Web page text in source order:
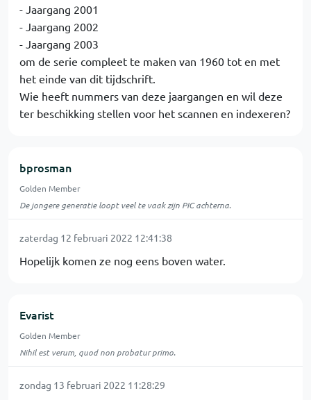
- Jaargang 2001
- Jaargang 2002
- Jaargang 2003
om de serie compleet te maken van 1960 tot en met
het einde van dit tijdschrift.
Wie heeft nummers van deze jaargangen en wil deze
ter beschikking stellen voor het scannen en indexeren?
bprosman
Golden Member
De jongere generatie loopt veel te vaak zijn PIC achterna.
zaterdag 12 februari 2022 12:41:38
Hopelijk komen ze nog eens boven water.
Evarist
Golden Member
Nihil est verum, quod non probatur primo.
zondag 13 februari 2022 11:28:29